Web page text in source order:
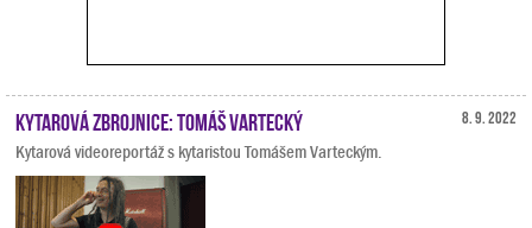
8. 9. 2022
Kytarová zbrojnice: Tomáš Vartecký
Kytarová videoreportáž s kytaristou Tomášem Varteckým.